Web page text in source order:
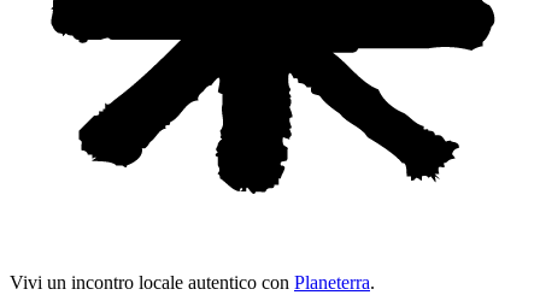
Vivi un incontro locale autentico con Planeterra.